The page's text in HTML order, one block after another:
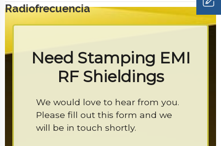
Radiofrecuencia